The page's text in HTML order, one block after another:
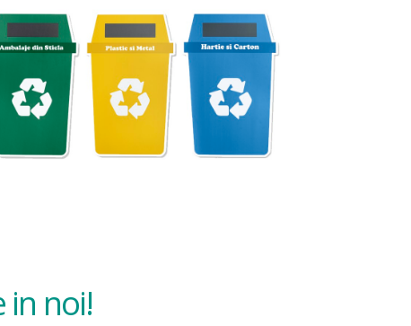
in noi!